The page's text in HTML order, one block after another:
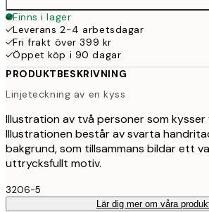
Finns i lager
Leverans 2-4 arbetsdagar
Fri frakt över 399 kr
Öppet köp i 90 dagar
PRODUKTBESKRIVNING
Linjeteckning av en kyss
Illustration av två personer som kysser
Illustrationen består av svarta
bakgrund, som tillsammans bildar ett
uttrycksfullt motiv.
3206-5
Lär dig mer om våra